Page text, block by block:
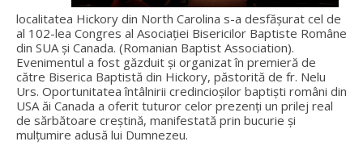
localitatea Hickory din North Carolina s-a desfășurat cel de
al 102-lea Congres al Asociației Bisericilor Baptiste Române
din SUA și Canada. (Romanian Baptist Association).
Evenimentul a fost găzduit și organizat în premieră de
către Biserica Baptistă din Hickory, păstorită de fr. Nelu
Urs. Oportunitatea întâlnirii credincioșilor baptiști români din
USA ăi Canada a oferit tuturor celor prezenți un prilej real
de sărbătoare creștină, manifestată prin bucurie și
mulțumire adusă lui Dumnezeu.